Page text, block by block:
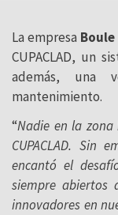
La empresa
CUPACLAD, un
además, una
mantenimiento.
“Nadie en la
CUPACLAD. Sin
encantó el
siempre abiertos
innovadores en